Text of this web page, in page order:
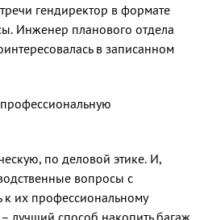
гендиректор в формате
Инженер планового отдела
в записанном
по деловой этике. И,
вопросы с
к их профессиональному
лучший способ накопить багаж